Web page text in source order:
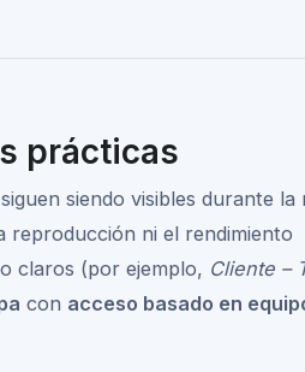
prácticas
siendo visibles durante
reproducción ni el rendimiento
claros (por ejemplo, Cliente –
con acceso basado en